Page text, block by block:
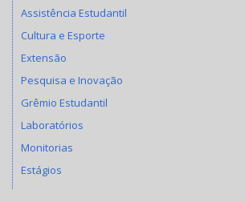
Assistência Estudantil
Cultura e Esporte
Extensão
Pesquisa e Inovação
Grêmio Estudantil
Laboratórios
Monitorias
Estágios